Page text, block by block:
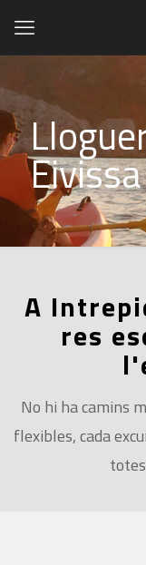
Eivissa
A
res
No hi ha camins
flexibles, cada